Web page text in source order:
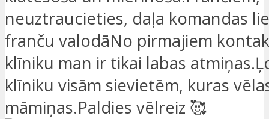
neuztraucieties, daļa komandas
franču valodāNo pirmajiem
klīniku man ir tikai labas
klīniku visām sievietēm, kuras
māmiņas.Paldies vēlreiz 🥰